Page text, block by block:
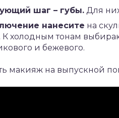
шаг – губы. Для
нанесите на
К холодным тонам
и бежевого.
макияж на выпускной